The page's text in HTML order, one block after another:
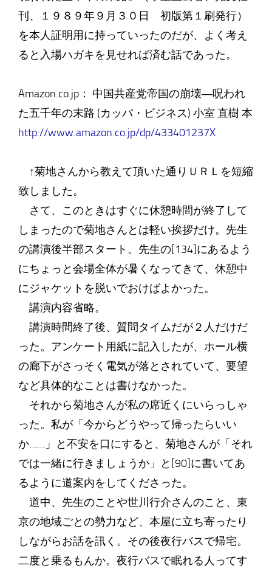
刊、１９８９年９月３０日 初版第１刷発行）
を本人証明用に持っていったのだが、よく考え
ると入場ハガキを見せれば済む話であった。
Amazon.co.jp： 中国共産党帝国の崩壊―呪われ
た五千年の末路 (カッパ・ビジネス) 小室 直樹 本
http://www.amazon.co.jp/dp/433401237X
↑菊地さんから教えて頂いた通りＵＲＬを短縮
致しました。
さて、このときはすぐに休憩時間が終了して
しまったので菊地さんとは軽い挨拶だけ。先生
の講演後半部スタート。先生の[134]にあるよう
にちょっと会場全体が暑くなってきて、休憩中
にジャケットを脱いでおけばよかった。
講演内容省略。
講演時間終了後、質問タイムだが２人だけだ
った。アンケート用紙に記入したが、ホール横
の廊下がさっそく電気が落とされていて、要望
など具体的なことは書けなかった。
それから菊地さんが私の席近くにいらっしゃ
った。私が「今からどうやって帰ったらいい
か……」と不安を口にすると、菊地さんが「それ
では一緒に行きましょうか」と[90]に書いてあ
るように道案内をしてくださった。
道中、先生のことや世川行介さんのこと、東
京の地域ごとの勢力など、本屋に立ち寄ったり
しながらお話を訊く。その後夜行バスで帰宅。
二度と乗るもんか。夜行バスで眠れる人ってす